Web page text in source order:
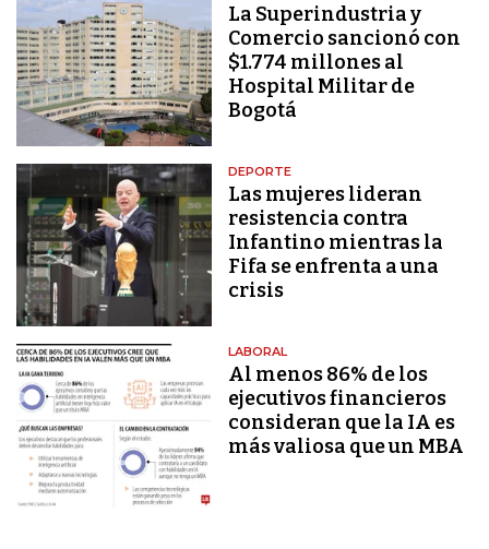
La Superindustria y
Comercio sancionó con
$1.774 millones al
Hospital Militar de
Bogotá
DEPORTE
Las mujeres lideran
resistencia contra
Infantino mientras la
Fifa se enfrenta a una
crisis
LABORAL
Al menos 86% de los
ejecutivos financieros
consideran que la IA es
más valiosa que un MBA